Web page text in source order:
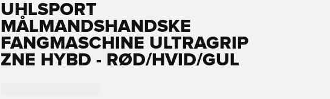
UHLSPORT
MÅLMANDSHANDSKE
FANGMASCHINE ULTRAGRIP
ZNE HYBD - RØD/HVID/GUL